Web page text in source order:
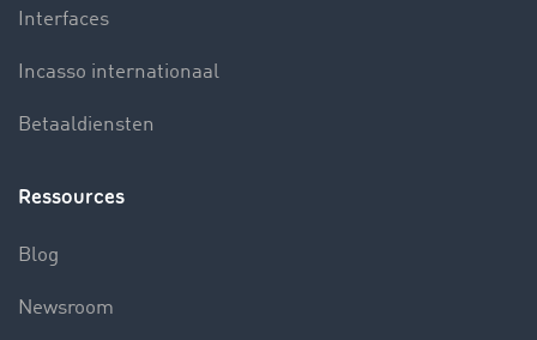
Interfaces
Incasso internationaal
Betaaldiensten
Ressources
Blog
Newsroom